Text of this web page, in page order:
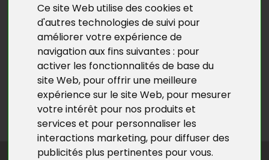
Ce site Web utilise des cookies et
d'autres technologies de suivi pour
améliorer votre expérience de
navigation aux fins suivantes : pour
activer les fonctionnalités de base du
site Web, pour offrir une meilleure
expérience sur le site Web, pour mesurer
votre intérêt pour nos produits et
services et pour personnaliser les
interactions marketing, pour diffuser des
publicités plus pertinentes pour vous.
Pierre Maurin
Né le 29 juin 1951 à Marseille, Pierre Maurin a été
comédien et facteur, un homme de lettres. Poète
depuis cinquante-cinq ans, il a toujours été heureux
avec la rime.